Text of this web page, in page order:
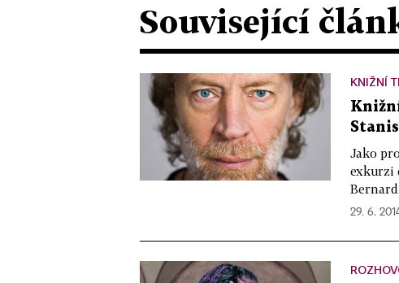
Související
KNIŽNÍ
Jako
exkurzi
29. 6.